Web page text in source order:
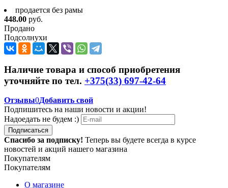
продается без рамы
448.00 руб.
Продано
Подсолнухи
Наличие товара и способ приобретения
уточняйте по тел. +375(33) 697-42-64
Отзывы0Добавить свой
Подпишитесь на наши новости и акции!
Надоедать не будем :)
Подписаться
Спасибо за подписку! Теперь вы будете всегда в курсе
новостей и акций нашего магазина
Покупателям
Покупателям
О магазине